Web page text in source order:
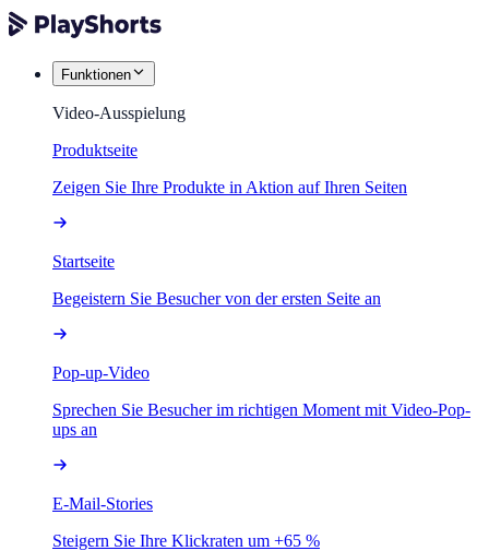
Funktionen
Video-Ausspielung
Produktseite
Zeigen Sie Ihre Produkte in Aktion auf Ihren Seiten
Startseite
Begeistern Sie Besucher von der ersten Seite an
Pop-up-Video
Sprechen Sie Besucher im richtigen Moment mit Video-Pop-
ups an
E-Mail-Stories
Steigern Sie Ihre Klickraten um +65 %